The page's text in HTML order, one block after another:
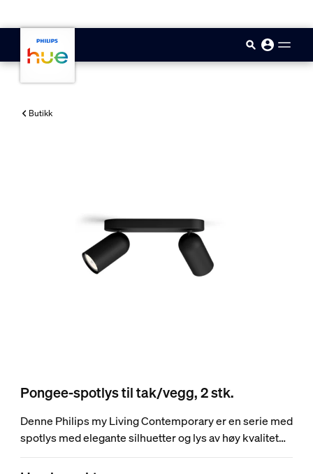
Butikk
Pongee-spotlys til tak/vegg, 2 stk.
Denne Philips my Living Contemporary er en serie med
spotlys med elegante silhuetter og lys av høy kvalitet
som passer til dagens smaker, trender og livsstiler.